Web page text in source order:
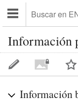
Información
Información